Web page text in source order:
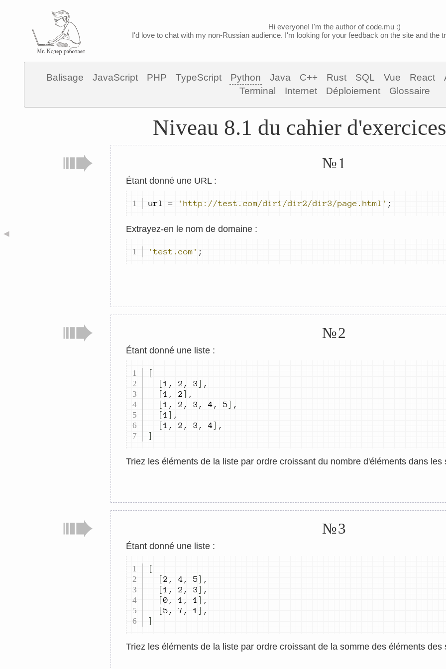
Hi everyone! I'm the author of code.mu :)
I'd love to chat with my non-Russian audience. I'm looking for your feedback on the site and the
Balisage JavaScript PHP TypeScript Python Java C++ Rust SQL Vue React
Terminal
Internet Déploiement Glossaire
◀
Niveau 8.1 du cahier
№1
Étant donné une URL :
url = 'http://test.com/dir1/dir2/dir3/page.html' ;
Extrayez-en le nom de domaine :
'test.com' ;
№2
Étant donné une liste :
[
[1 , 2 , 3] ,
[1 , 2] ,
[1 , 2 , 3 , 4 , 5] ,
[1 ] ,
[1 , 2 , 3 , 4] ,
]
Triez les éléments de la liste par ordre croissant du nombre d'éléments dans les
№3
Étant donné une liste :
[
[2 , 4 , 5] ,
[1 , 2 , 3] ,
[0 , 1 , 1 ] ,
[5 , 7 , 1 ] ,
]
Triez les éléments de la liste par ordre croissant de la somme des éléments des